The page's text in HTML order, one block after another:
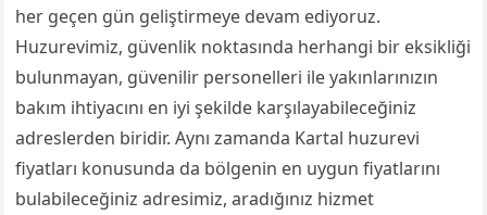
her geçen gün geliştirmeye devam ediyoruz.
Huzurevimiz, güvenlik noktasında herhangi bir eksikliği
bulunmayan, güvenilir personelleri ile yakınlarınızın
bakım ihtiyacını en iyi şekilde karşılayabileceğiniz
adreslerden biridir. Aynı zamanda Kartal huzurevi
fiyatları konusunda da bölgenin en uygun fiyatlarını
bulabileceğiniz adresimiz, aradığınız hizmet